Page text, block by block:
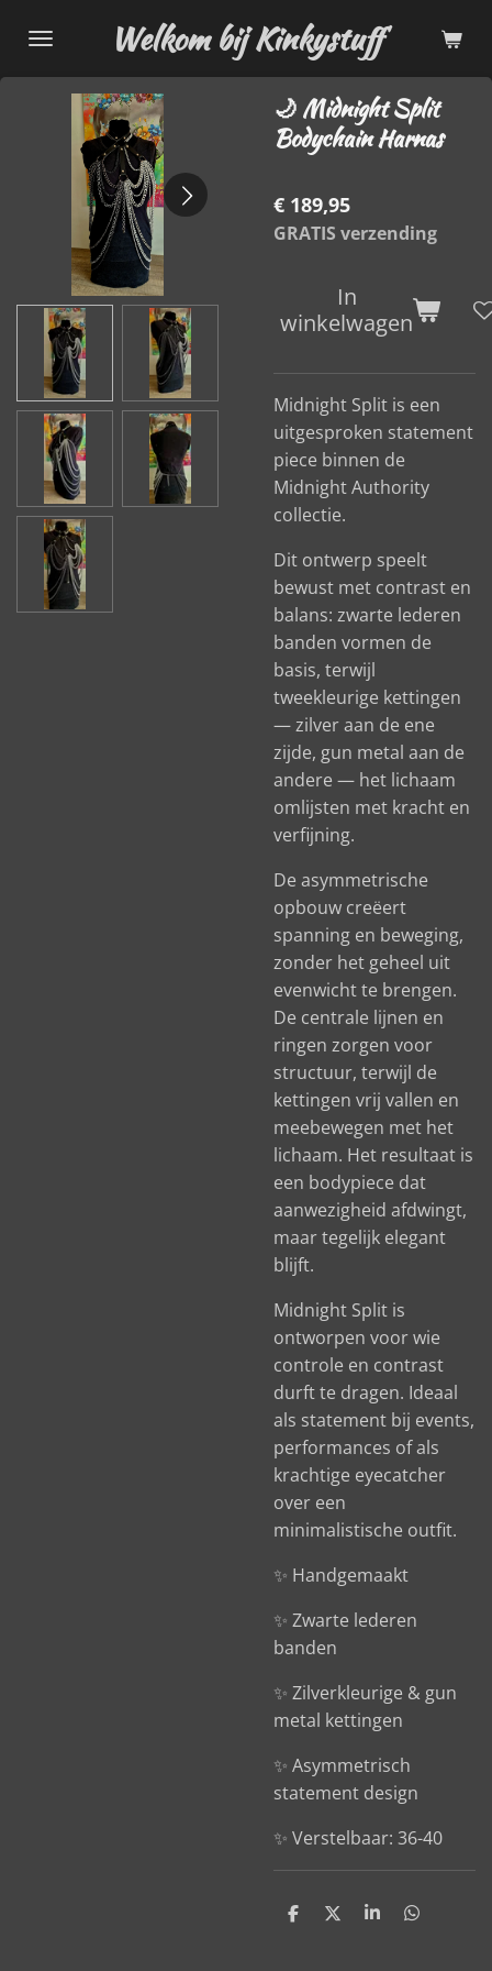
direct
naar
hoofdinhoud
Welkom bij Kinkystuff
🌙 Midnight Split
Bodychain Harnas
€ 189,95
GRATIS verzending
In
winkelwagen
Midnight Split is een
uitgesproken statement
piece binnen de
Midnight Authority
collectie.
Dit ontwerp speelt
bewust met contrast en
balans: zwarte lederen
banden vormen de
basis, terwijl
tweekleurige kettingen
— zilver aan de ene
zijde, gun metal aan de
andere — het lichaam
omlijsten met kracht en
verfijning.
De asymmetrische
opbouw creëert
spanning en beweging,
zonder het geheel uit
evenwicht te brengen.
De centrale lijnen en
ringen zorgen voor
structuur, terwijl de
kettingen vrij vallen en
meebewegen met het
lichaam. Het resultaat is
een bodypiece dat
aanwezigheid afdwingt,
maar tegelijk elegant
blijft.
Midnight Split is
ontworpen voor wie
controle en contrast
durft te dragen. Ideaal
als statement bij events,
performances of als
krachtige eyecatcher
over een
minimalistische outfit.
✨ Handgemaakt
✨ Zwarte lederen
banden
✨ Zilverkleurige & gun
metal kettingen
✨ Asymmetrisch
statement design
✨ Verstelbaar: 36-40
D
D
S
D